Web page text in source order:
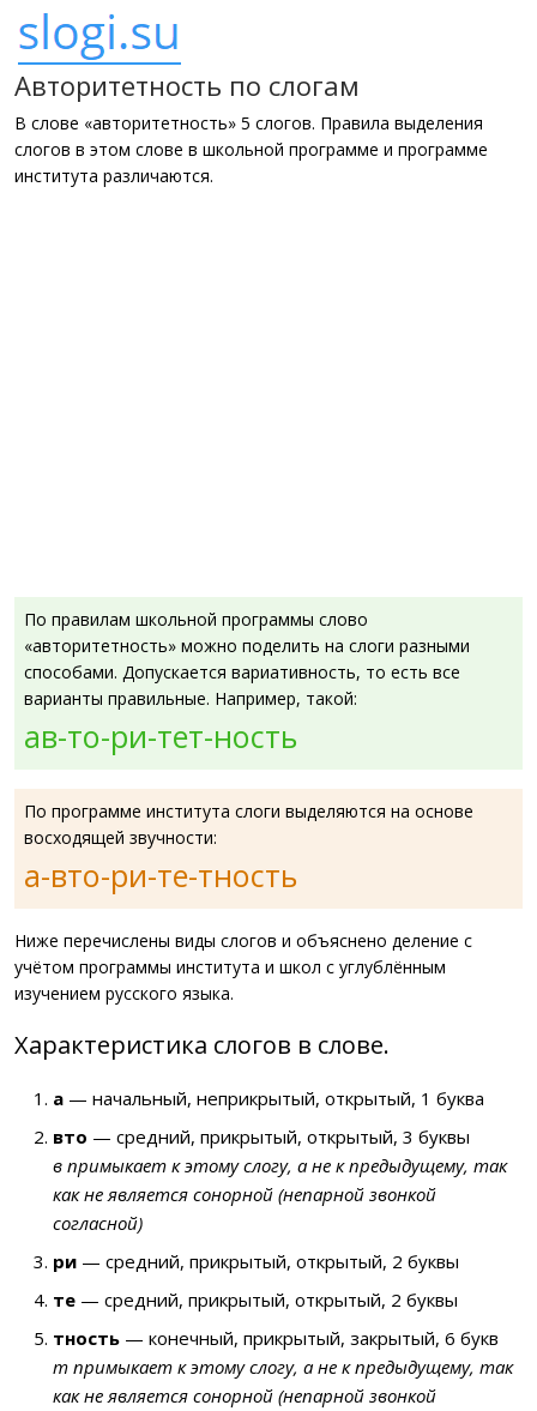
Авторитетность по слогам
В слове «авторитетность» 5 слогов. Правила выделения
слогов в этом слове в школьной программе и программе
института различаются.
По правилам школьной программы слово
«авторитетность» можно поделить на слоги разными
способами. Допускается вариативность, то есть все
варианты правильные. Например, такой:
ав-то-ри-тет-ность
По программе института слоги выделяются на основе
восходящей звучности:
а-вто-ри-те-тность
Ниже перечислены виды слогов и объяснено деление с
учётом программы института и школ с углублённым
изучением русского языка.
Характеристика слогов в слове.
а — начальный, неприкрытый, открытый, 1 буква
вто — средний, прикрытый, открытый, 3 буквы
в примыкает к этому слогу, а не к предыдущему, так
как не является сонорной (непарной звонкой
согласной)
ри — средний, прикрытый, открытый, 2 буквы
те — средний, прикрытый, открытый, 2 буквы
тность — конечный, прикрытый, закрытый, 6 букв
т примыкает к этому слогу, а не к предыдущему, так
как не является сонорной (непарной звонкой